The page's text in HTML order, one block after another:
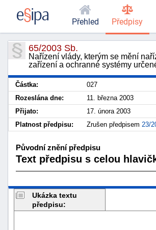
65/2003 Sb.
Nařízení vlády, kterým se mění
zařízení a ochranné systémy
Částka: 027
Rozeslána dne:
11. března 2003
Přijato:
17. února 2003
Platnost předpisu:
Zrušen předpisem 23/
Původní znění předpisu
Text předpisu s celou
Ukázka textu
předpisu:
Přehled Předpisy